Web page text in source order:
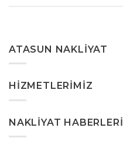
ATASUN NAKLIYAT
HIZMETLERIMIZ
NAKLIYAT HABERLERI